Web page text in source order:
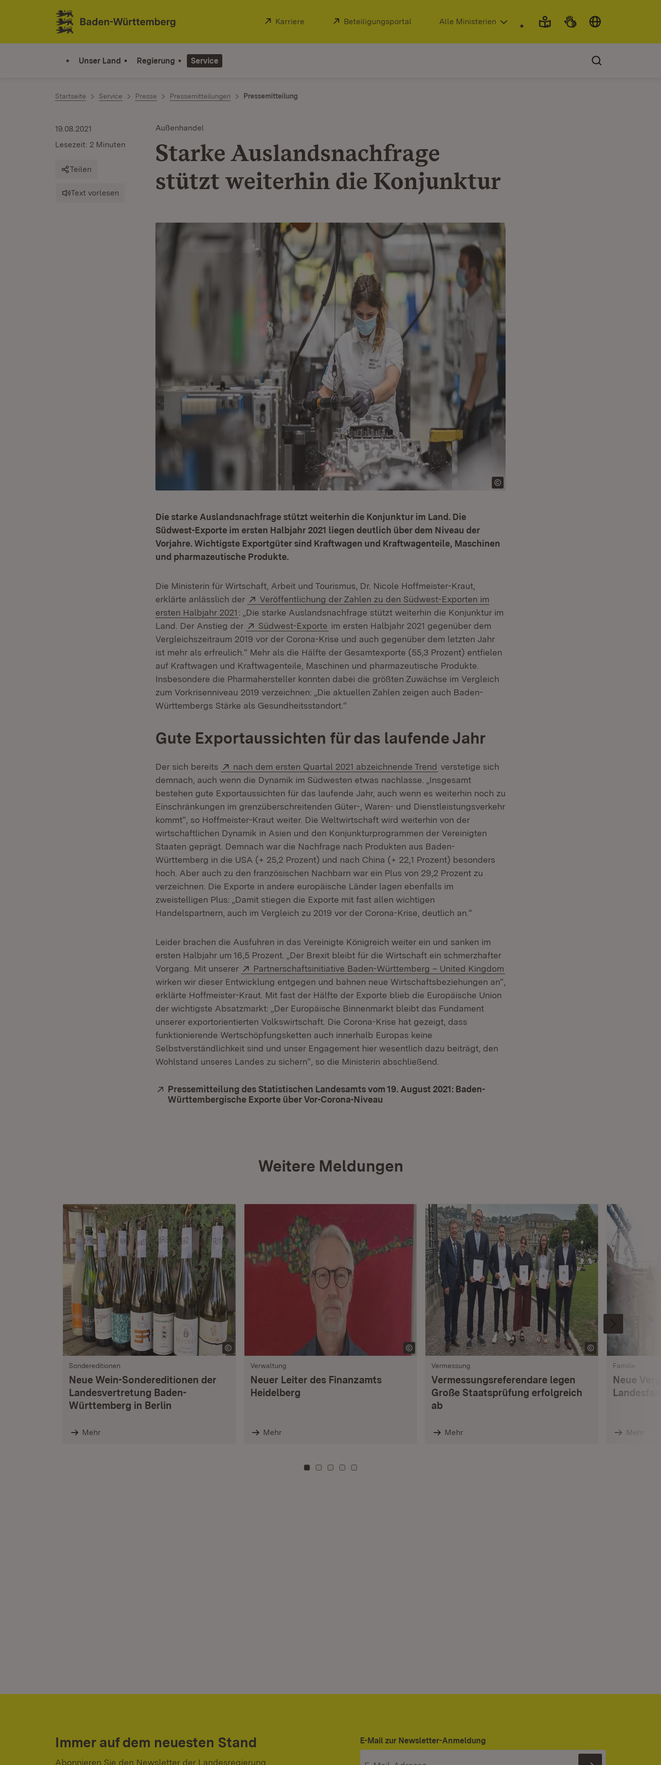
Zum Inhalt springen
Link zur Startseite
Extern:
Karriere (Öffnet in neuem Fenster)
Extern:
Beteiligungsportal (Öffnet in neuem Fenster)
Alle Ministerien
Unser Land Regierung Service
Startseite Service Presse Pressemitteilungen Pressemitteilung
Außenhandel
Starke Auslandsnachfrage
stützt weiterhin die Konjunktur
19.08.2021
Lesezeit: 2 Minuten
Teilen
Text vorlesen
Die starke Auslandsnachfrage stützt weiterhin die Konjunktur im Land. Die
Südwest-Exporte im ersten Halbjahr 2021 liegen deutlich über dem Niveau der
Vorjahre. Wichtigste Exportgüter sind Kraftwagen und Kraftwagenteile, Maschinen
und pharmazeutische Produkte.
Die Ministerin für Wirtschaft, Arbeit und Tourismus, Dr. Nicole Hoffmeister-Kraut,
erklärte anlässlich der
Extern:
Veröffentlichung der Zahlen zu den Südwest-Exporten im
ersten Halbjahr 2021 (Öffnet in neuem Fenster)
: „Die starke Auslandsnachfrage stützt weiterhin die Konjunktur im
Land. Der Anstieg der
Extern:
Südwest-Exporte (Öffnet in neuem Fenster)
im ersten Halbjahr 2021 gegenüber dem
Vergleichszeitraum 2019 vor der Corona-Krise und auch gegenüber dem letzten Jahr
ist mehr als erfreulich.“ Mehr als die Hälfte der Gesamtexporte (55,3 Prozent) entfielen
auf Kraftwagen und Kraftwagenteile, Maschinen und pharmazeutische Produkte.
Insbesondere die Pharmahersteller konnten dabei die größten Zuwächse im Vergleich
zum Vorkrisenniveau 2019 verzeichnen: „Die aktuellen Zahlen zeigen auch Baden-
Württembergs Stärke als Gesundheitsstandort.“
Gute Exportaussichten für das laufende Jahr
Der sich bereits Extern:
nach dem ersten Quartal 2021 abzeichnende Trend (Öffnet in neuem Fenster)
verstetige sich
demnach, auch wenn die Dynamik im Südwesten etwas nachlasse. „Insgesamt
bestehen gute Exportaussichten für das laufende Jahr, auch wenn es weiterhin noch zu
Einschränkungen im grenzüberschreitenden Güter-, Waren- und Dienstleistungsverkehr
kommt“, so Hoffmeister-Kraut weiter. Die Weltwirtschaft wird weiterhin von der
wirtschaftlichen Dynamik in Asien und den Konjunkturprogrammen der Vereinigten
Staaten geprägt. Demnach war die Nachfrage nach Produkten aus Baden-
Württemberg in die USA (+ 25,2 Prozent) und nach China (+ 22,1 Prozent) besonders
hoch. Aber auch zu den französischen Nachbarn war ein Plus von 29,2 Prozent zu
verzeichnen. Die Exporte in andere europäische Länder lagen ebenfalls im
zweistelligen Plus: „Damit stiegen die Exporte mit fast allen wichtigen
Handelspartnern, auch im Vergleich zu 2019 vor der Corona-Krise, deutlich an.“
Leider brachen die Ausfuhren in das Vereinigte Königreich weiter ein und sanken im
ersten Halbjahr um 16,5 Prozent. „Der Brexit bleibt für die Wirtschaft ein schmerzhafter
Vorgang. Mit unserer
Extern:
Partnerschaftsinitiative Baden-Württemberg – United Kingdom
wirken wir dieser Entwicklung entgegen und bahnen neue Wirtschaftsbeziehungen an“,
erklärte Hoffmeister-Kraut. Mit fast der Hälfte der Exporte blieb die Europäische Union
der wichtigste Absatzmarkt: „Der Europäische Binnenmarkt bleibt das Fundament
unserer exportorientierten Volkswirtschaft. Die Corona-Krise hat gezeigt, dass
funktionierende Wertschöpfungsketten auch innerhalb Europas keine
Selbstverständlichkeit sind und unser Engagement hier wesentlich dazu beiträgt, den
Wohlstand unseres Landes zu sichern“, so die Ministerin abschließend.
Extern:
Pressemitteilung des Statistischen Landesamts vom 19. August 2021: Baden-
Württembergische Exporte über Vor-Corona-Niveau
Weitere Meldungen
Sondereditionen
Neue Wein-Sondereditionen der
Landesvertretung Baden-
Württemberg in Berlin
Mehr
Verwaltung
Neuer Leiter des Finanzamts
Heidelberg
Mehr
Vermessung
Vermessungsreferendare legen
Große Staatsprüfung erfolgreich
ab
Mehr
Familie
Neue
Mehr
Zu Kachel: 0
Zu Kachel: 3
Zu Kachel: 6
Zu Kachel: 9
Zu Kachel: 12
Immer auf dem neuesten Stand
Abonnieren Sie den Newsletter der Landesregierung.
E-Mail zur Newsletter-Anmeldung